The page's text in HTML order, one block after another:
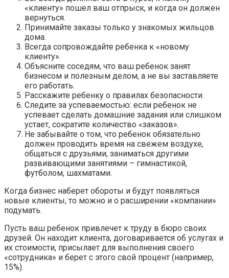
«клиенту» пошел ваш отпрыск, и когда он должен
вернуться.
Принимайте заказы только у знакомых жильцов
дома.
Всегда сопровождайте ребенка к «новому
клиенту».
Объясните соседям, что ваш ребенок занят
бизнесом и полезным делом, а не вы заставляете
его работать.
Расскажите ребенку о правилах безопасности.
Следите за успеваемостью: если ребенок не
успевает сделать домашние задания или слишком
устает, сократите количество «заказов».
Не забывайте о том, что ребенок обязательно
должен проводить время на свежем воздухе,
общаться с друзьями, заниматься другими
развивающими занятиями – гимнастикой,
футболом, шахматами.
Когда бизнес наберет обороты и будут появляться
новые клиенты, то можно и о расширении «компании»
подумать.
Пусть ваш ребенок привлечет к труду в бюро своих
друзей. Он находит клиента, договаривается об услугах и
их стоимости, присылает для выполнения своего
«сотрудника» и берет с этого свой процент (например,
15%).